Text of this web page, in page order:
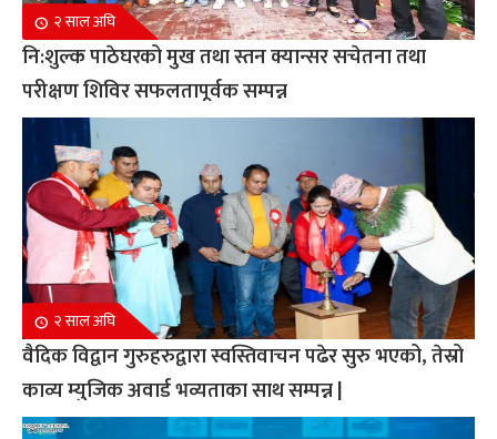
२ साल अघि
नि:शुल्क पाठेघरको मुख तथा स्तन क्यान्सर सचेतना तथा
परीक्षण शिविर सफलतापूर्वक सम्पन्न
२ साल अघि
वैदिक विद्वान गुरुहरुद्वारा स्वस्तिवाचन पढेर सुरु भएको, तेस्रो
काव्य म्युजिक अवार्ड भव्यताका साथ सम्पन्न |